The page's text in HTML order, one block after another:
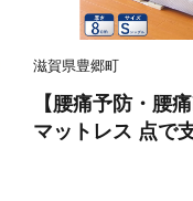
滋賀県豊郷町
【腰痛予防・腰
マットレス 点で
らさら 吸湿マッ
m コスパ 寝具